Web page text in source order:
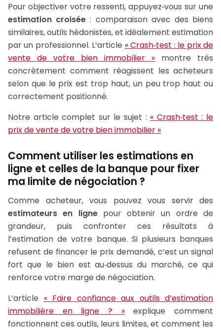
Pour objectiver votre ressenti, appuyez‑vous sur une
estimation croisée : comparaison avec des biens
similaires, outils hédonistes, et idéalement estimation
par un professionnel. L’article « Crash‑test : le prix de
vente de votre bien immobilier » montre très
concrètement comment réagissent les acheteurs
selon que le prix est trop haut, un peu trop haut ou
correctement positionné.
Notre article complet sur le sujet : « Crash‑test : le
prix de vente de votre bien immobilier »
Comment utiliser les estimations en
ligne et celles de la banque pour fixer
ma limite de négociation ?
Comme acheteur, vous pouvez vous servir des
estimateurs en lignepour obtenir un ordre de
grandeur, puis confronter ces résultats à
l’estimation de votre banque. Si plusieurs banques
refusent de financer le prix demandé, c’est un signal
fort que le bien est au‑dessus du marché, ce qui
renforce votre marge de négociation.
L’article « Faire confiance aux outils d’estimation
immobilière en ligne ? »explique comment
fonctionnent ces outils, leurs limites, et comment les